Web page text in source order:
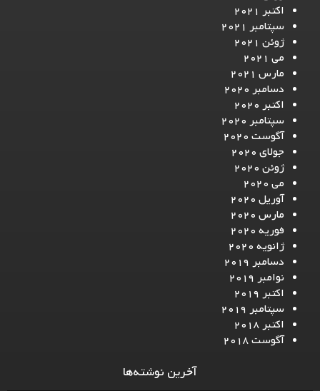
اکتبر 2021
سپتامبر 2021
ژوئن 2021
می 2021
مارس 2021
دسامبر 2020
اکتبر 2020
سپتامبر 2020
آگوست 2020
جولای 2020
ژوئن 2020
می 2020
آوریل 2020
مارس 2020
فوریه 2020
ژانویه 2020
دسامبر 2019
نوامبر 2019
اکتبر 2019
سپتامبر 2019
اکتبر 2018
آگوست 2018
آخرین نوشته‌ها